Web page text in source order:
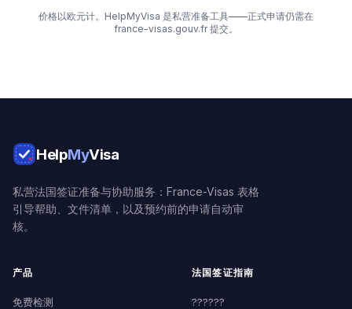
价格以欧元计。HelpMyVisa 是私营准备工具——正式申请仍需在
france-visas.gouv.fr 提交。
HelpMyVisa
私营法国签证准备与协助服务：France-Visas 表格
引导帮助、文件清单，以及预约前的申请自动审
核。
产品
免费检测
法国签证指南
??????